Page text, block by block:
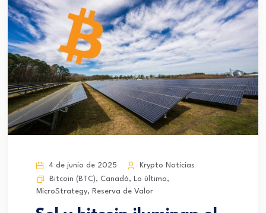
4 de junio de 2025
Krypto Noticias
Bitcoin (BTC), Canadá, Lo último,
MicroStrategy, Reserva de Valor